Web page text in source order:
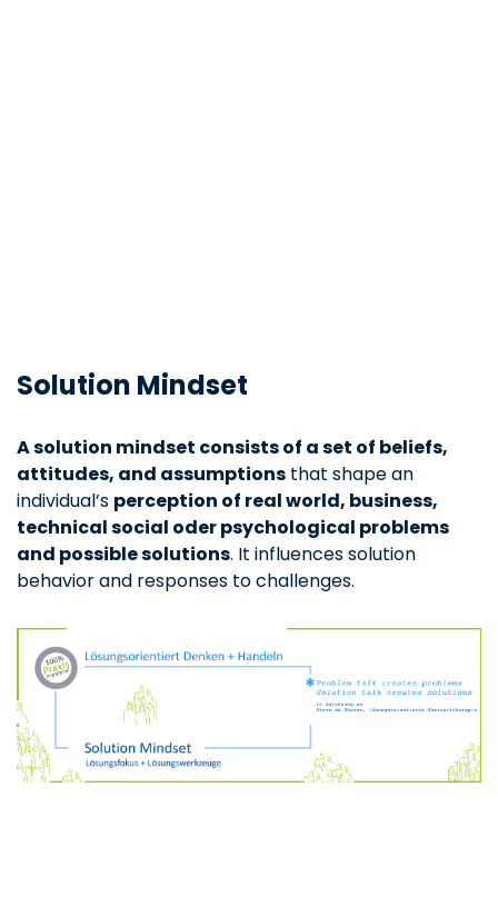
Solution Mindset
A solution mindset consists of a set of beliefs,
attitudes, and assumptions that shape an
individual’s perception of real world, business,
technical social oder psychological problems
and possible solutions. It influences solution
behavior and responses to challenges.